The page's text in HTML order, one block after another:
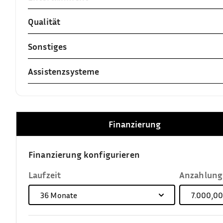
Qualität
Sonstiges
Assistenzsysteme
Finanzierung
Finanzierung konfigurieren
Laufzeit
36 Monate
Anzahlung